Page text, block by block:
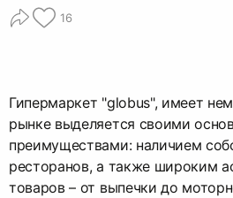
16
Гипермаркет "globus", имеет
рынке выделяется своими
преимуществами: наличием
ресторанов, а также широким
товаров – от выпечки до